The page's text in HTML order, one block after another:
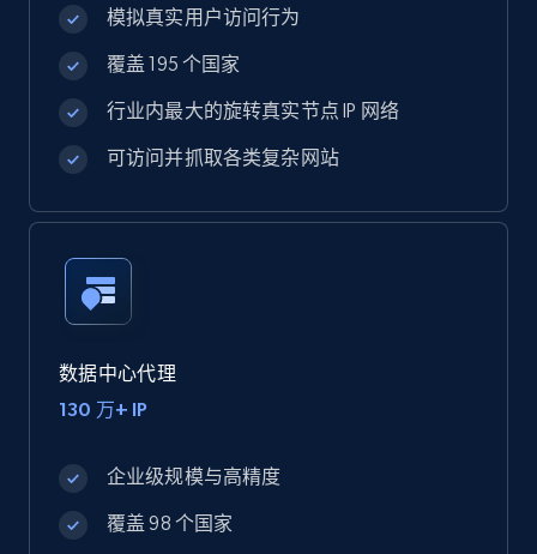
模拟真实用户访问行为
覆盖 195 个国家
行业内最大的旋转真实节点 IP 网络
可访问并抓取各类复杂网站
数据中心代理
130 万+ IP
企业级规模与高精度
覆盖 98 个国家